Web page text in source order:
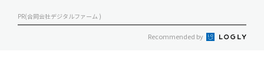
PR(合同会社デジタルファーム )
Recommended by